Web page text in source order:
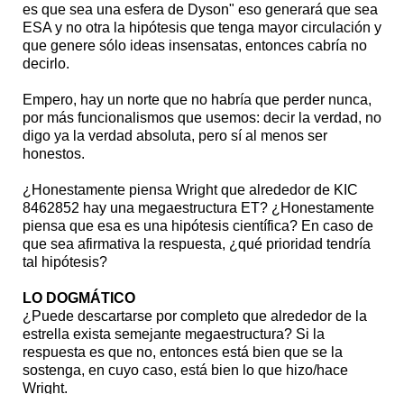
es que sea una esfera de Dyson" eso generará que sea
ESA y no otra la hipótesis que tenga mayor circulación y
que genere sólo ideas insensatas, entonces cabría no
decirlo.
Empero, hay un norte que no habría que perder nunca,
por más funcionalismos que usemos: decir la verdad, no
digo ya la verdad absoluta, pero sí al menos ser
honestos.
¿Honestamente piensa Wright que alrededor de KIC
8462852 hay una megaestructura ET? ¿Honestamente
piensa que esa es una hipótesis científica? En caso de
que sea afirmativa la respuesta, ¿qué prioridad tendría
tal hipótesis?
LO DOGMÁTICO
¿Puede descartarse por completo que alrededor de la
estrella exista semejante megaestructura? Si la
respuesta es que no, entonces está bien que se la
sostenga, en cuyo caso, está bien lo que hizo/hace
Wright.